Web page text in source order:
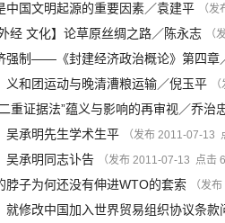
中国文明起源的重要因素／袁建平 （
经 文化】 论草原丝绸之路／陈永志 （
强制——《封建经济政治概论》第四章
义和团运动与晚清漕粮运输／倪玉平
重证据法”蕴义与影响的再审视／乔治
吴承明先生学术生平 （发布 2011-07-13
吴承明同志讣告 （发布 2011-07-13 点击
脖子为何还没有伸进WTO的套索 （发
就修改中国加入世界贸易组织协议条